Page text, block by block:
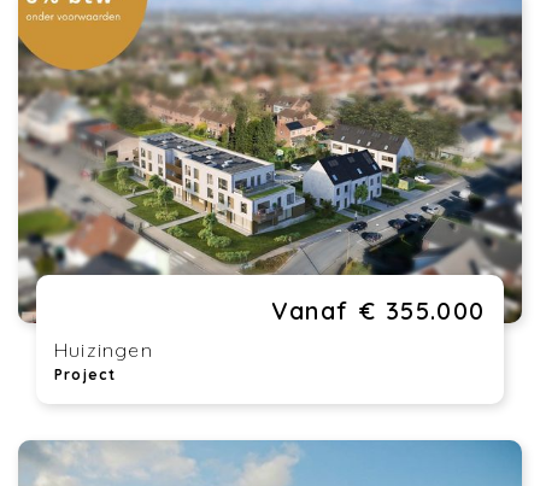
Vanaf € 355.000
Huizingen
Project